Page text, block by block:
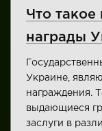
Что такое
награды
Украине,
награждения.
выдающиеся
заслуги в